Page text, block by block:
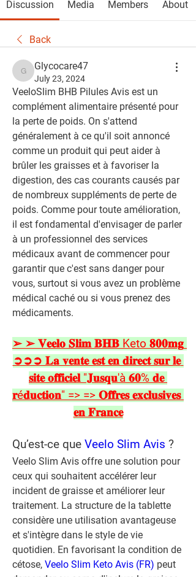
Discussion Media Members About
Back
Glycocare47
Glycocare47
July 23, 2024
VeeloSlim BHB Pilules Avis est un
complément alimentaire présenté pour
la perte de poids. On s'attend
généralement à ce qu'il soit annoncé
comme un produit qui peut aider à
brûler les graisses et à favoriser la
digestion, des cas courants causés par
de nombreux suppléments de perte de
poids. Comme pour toute amélioration,
il est fondamental d'envisager de parler
à un professionnel des services
médicaux avant de commencer pour
garantir que c'est sans danger pour
vous, surtout si vous avez un problème
médical caché ou si vous prenez des
médicaments.
➢ ➢ 𝐕𝐞𝐞𝐥𝐨 𝐒𝐥𝐢𝐦 𝐁𝐇𝐁 Keto 𝟖𝟎𝟎𝐦𝐠
➲➲➲ 𝐋𝐚 𝐯𝐞𝐧𝐭𝐞 𝐞𝐬𝐭 𝐞𝐧 𝐝𝐢𝐫𝐞𝐜𝐭 𝐬𝐮𝐫 𝐥𝐞
𝐬𝐢𝐭𝐞 𝐨𝐟𝐟𝐢𝐜𝐢𝐞𝐥 "𝐉𝐮𝐬𝐪𝐮'à 𝟔𝟎% 𝐝𝐞
𝐫é𝐝𝐮𝐜𝐭𝐢𝐨𝐧" => => 𝐎𝐟𝐟𝐫𝐞𝐬 𝐞𝐱𝐜𝐥𝐮𝐬𝐢𝐯𝐞𝐬
𝐞𝐧 𝐅𝐫𝐚𝐧𝐜𝐞
Qu’est-ce que Veelo Slim Avis ?
Veelo Slim Avis offre une solution pour
ceux qui souhaitent accélérer leur
incident de graisse et améliorer leur
traitement. La structure de la tablette
considère une utilisation avantageuse
et s'intègre dans le style de vie
quotidien. En favorisant la condition de
cétose, Veelo Slim Keto Avis (FR) peut